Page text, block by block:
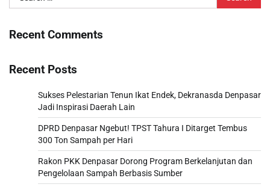
for:
Recent Comments
Recent Posts
Sukses Pelestarian Tenun Ikat Endek, Dekranasda Denpasar
Jadi Inspirasi Daerah Lain
DPRD Denpasar Ngebut! TPST Tahura I Ditarget Tembus
300 Ton Sampah per Hari
Rakon PKK Denpasar Dorong Program Berkelanjutan dan
Pengelolaan Sampah Berbasis Sumber